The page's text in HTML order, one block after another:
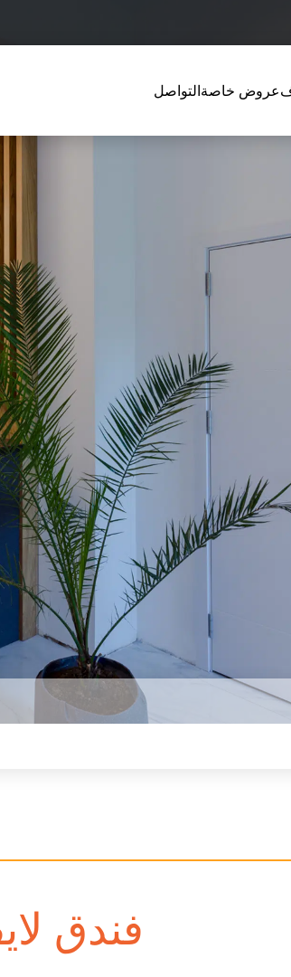
عروض خاصةالتواصل
فندق